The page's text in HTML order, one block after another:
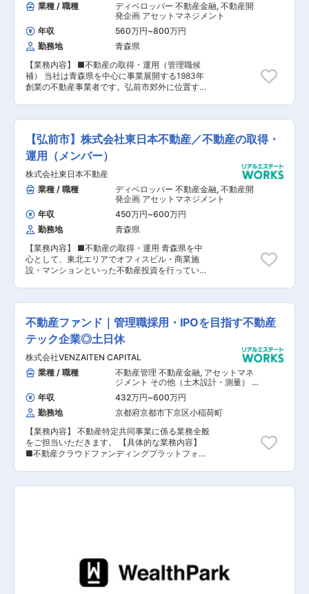
業種 / 職種
ディベロッパー 不動産金融, 不動産開
発企画 アセットマネジメント
年収
560万円~800万円
勤務地
青森県
【業務内容】 ■不動産の取得・運用（管理職候
補） 当社は青森県を中心に事業展開する1983年
創業の不動産事業者です。弘前市郊外に位置する
ど、青森県を中心として東北エリアでオフィスビ
ル・商業施設・マンションといった不動産投資を
行い、お客様へ喜ばれる付加価値を提案していま
す。会社ホームページもぜひご覧ください！ 【会
社概要】 ■1983年に設立し、青森県を中心に東
北エリアで不動産投資事業（賃貸業）を展開して
おります。 ■これまでの信頼と実績を活かし、不
動産を通じて地域の発展に貢献することを目指し
ます。 ＜当社の想い＞ 東北をもっと光り輝く地
域にしたい。そんな想いを実現するために私たち
が大切にしているのが、東北で長年事業を展開し
てきたことによる「地域力」です。東北を基盤に
事業を続けてきたことで培われた地域課題へのア
プローチやニーズをキャッチアップする力は、私
たちが誇る大きな優位性でもあります。今後は不
動産投資事業の更なる加速はもちろん「地域力」
【弘前市】株式会社東日本不動産／不動産の取得・
運用（メンバー）
株式会社東日本不動産
業種 / 職種
ディベロッパー 不動産金融, 不動産開
発企画 アセットマネジメント
年収
450万円~600万円
勤務地
青森県
【業務内容】 ■不動産の取得・運用 青森県を中
心として、東北エリアでオフィスビル・商業施
設・マンションといった不動産投資を行っている
には】 ■物件運用・管理…保有している賃貸不動
産の運用及び管理・PM及びBM会社の取り纏め・
修繕計画策定等 ■物件取得・売却業務…仲介会社
等からの物件情報収集・精査・試算作成・調査～
取得までの一連の業務・契約書作成等 ■新規事業
の立ち上げ ※自家用車を使用します（使用距離数
に応じ、実費支給） ※建物改変を伴う作業はあり
ません。 【会社概要】 ■1983年に設立し、青森
県を中心に東北エリアで不動産投資事業（賃貸
業）を展開しております。 ■これまでの信頼と実
績を活かし、不動産を通じて地域の発展に貢献す
ることを目指します。 当社は青森県を中心に事業
展開する1983年創業の不動産事業者です。弘前市
郊外に位置する「さくら野百貨店 弘前店」の
他、マルチテナント案件や本社のある「東日本不
動産弘前ビル」など、青森県を中心として東北エ
基盤に事業を続けてきたことで培われた地域課題
へのアプローチやニーズをキャッチアップする力
は、私たちが誇る大きな優位性でもあります。今
不動産ファンド｜管理職採用・IPOを目指す不動産
テック企業◎土日休
株式会社VENZAITEN CAPITAL
業種 / 職種
不動産管理 不動産金融, アセットマネ
ジメント その他（土木設計・測量） そ
の他（建築設計・積算）
年収 432万円~600万円
勤務地
京都府京都市下京区小稲荷町
【業務内容】 不動産特定共同事業に係る業務全般
をご担当いただきます。 【具体的な業務内容】
■不動産クラウドファンディングプラットフォー
連などの施策 【担当者コメント】 同社は、京都
ー領域においては不動産投資の民主化を掲げ、京
都初の不動産開発型クラウドファンディングを
2023年にリリース予定です。ITや不動産関連企